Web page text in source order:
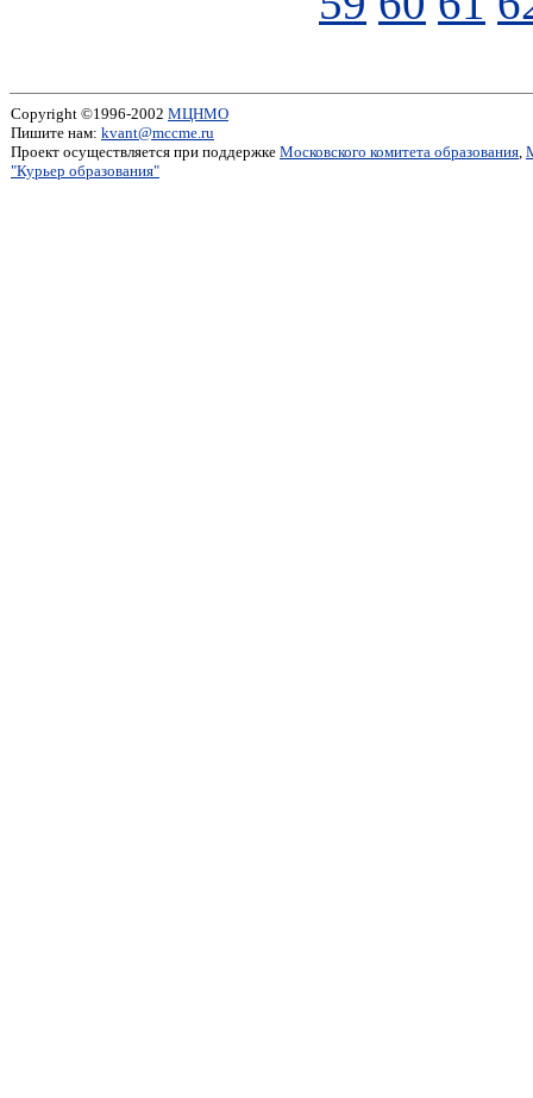
Copyright ©1996-2002 МЦНМО
Пишите нам: kvant@mccme.ru
Проект осуществляется при поддержке Московского комитета образования,
"Курьер образования"